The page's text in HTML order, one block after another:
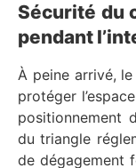
Sécurité du
pendant
À peine arrivé,
protéger
positionnement
du triangle
de dégagement